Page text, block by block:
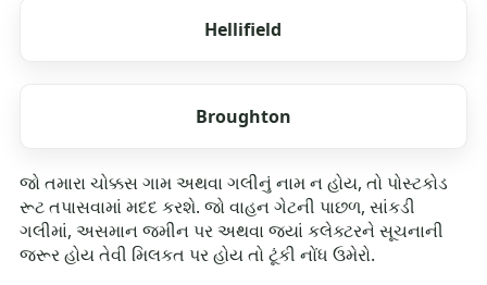
Hellifield
Broughton
જો તમારા ચોક્કસ ગામ અથવા ગલીનું નામ ન હોય, તો પોસ્ટકોડ
રૂટ તપાસવામાં મદદ કરશે. જો વાહન ગેટની પાછળ, સાંકડી
ગલીમાં, અસમાન જમીન પર અથવા જ્યાં કલેક્ટરને સૂચનાની
જરૂર હોય તેવી મિલકત પર હોય તો ટૂંકી નોંધ ઉમેરો.